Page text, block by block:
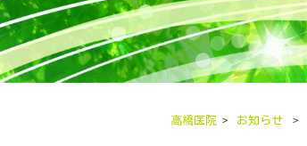
高橋医院 > お知らせ >